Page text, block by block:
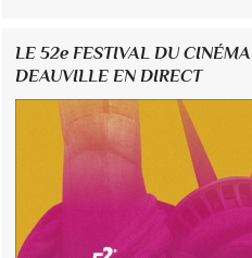
LE 52e FESTIVAL DU
DEAUVILLE EN DIRECT